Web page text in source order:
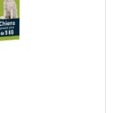
des chiens et